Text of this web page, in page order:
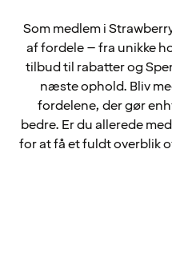
Som medlem i
af fordele – fra unikke
tilbud til rabatter og
næste ophold. Bliv
fordelene, der gør
bedre. Er du allerede
for at få et fuldt overblik